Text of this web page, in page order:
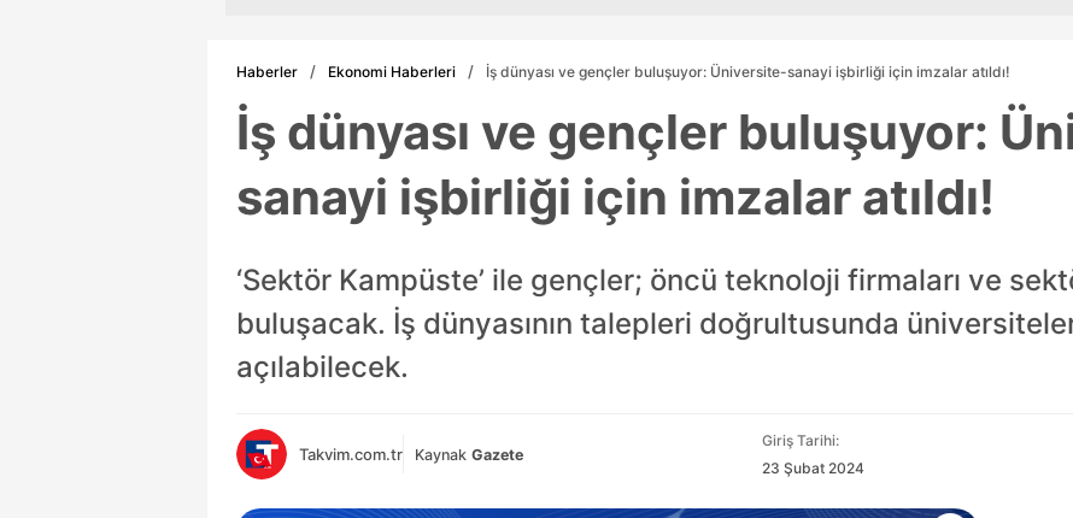
Haberler Ekonomi Haberleri İş dünyası ve gençler buluşuyor: Üniversite-sanayi işbirliği için imzalar atıldı!
İş dünyası ve gençler buluşuyor:
sanayi işbirliği için imzalar atıldı!
‘Sektör Kampüste’ ile gençler; öncü teknoloji firmaları ve
buluşacak. İş dünyasının talepleri doğrultusunda
açılabilecek.
Takvim.com.tr Kaynak Gazete
Giriş Tarihi:
23 Şubat 2024